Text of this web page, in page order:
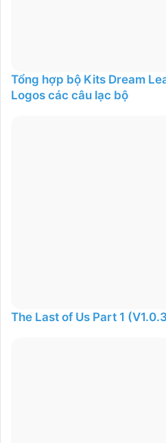
Tổng hợp bộ Kits Dream
Logos các câu lạc bộ
The Last of Us Part 1